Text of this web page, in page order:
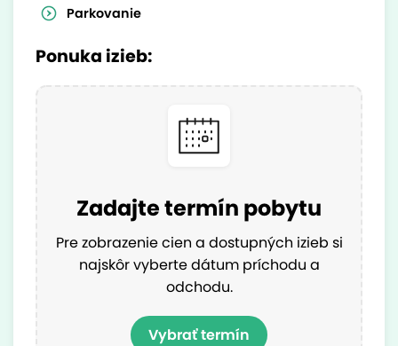
Parkovanie
Ponuka izieb:
Zadajte termín pobytu
Pre zobrazenie cien a dostupných izieb si
najskôr vyberte dátum príchodu a
odchodu.
Vybrať termín